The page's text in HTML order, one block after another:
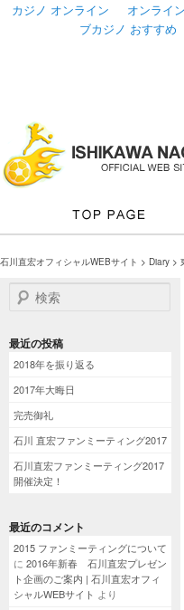
カジノ オンライン オンライ
ブカジノ おすすめ
石川直宏オフィシャルWEBサイト > Diary >
検索
最近の投稿
2018年を振り返る
2017年大晦日
完売御礼
石川 直宏ファンミーティング2017
石川直宏ファンミーティング2017
開催決定！
最近のコメント
2015 ファンミーティングについて
に 2016年新春 石川直宏プレゼン
ト企画のご案内 | 石川直宏オフィ
シャルWEBサイト より